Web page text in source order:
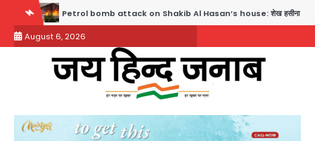
content
Petrol bomb attack on Shakib Al Hasan’s house: शेख हसीना की वर्चुअल प्रेस
August 6, 2026